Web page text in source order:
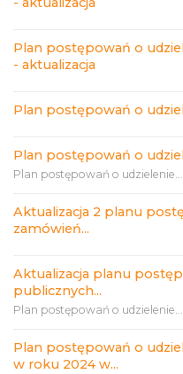
Plan postępowań o
- aktualizacja
Plan postępowań o
Plan postępowań o
Plan postępowań o udzielenie...
Aktualizacja 2 planu
zamówień...
Aktualizacja planu
publicznych...
Plan postępowań o udzielenie...
Plan postępowań o
w roku 2024 w...